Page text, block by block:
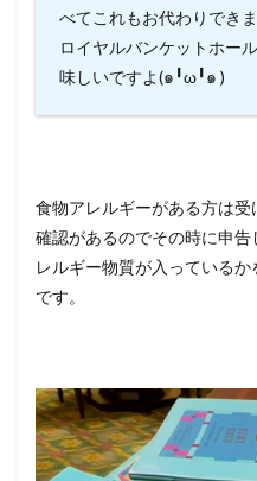
べてこれもお代わりできま
ロイヤルバンケットホー
味しいですよ(๑╹ω╹๑ )
食物アレルギーがある方は
確認があるのでその時に申
レルギー物質が入っている
です。